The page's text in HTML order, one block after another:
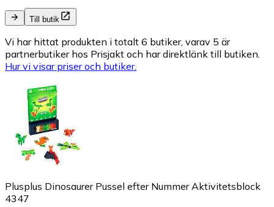
Till butik
Vi har hittat produkten i totalt 6 butiker, varav 5 är
partnerbutiker hos Prisjakt och har direktlänk till butiken.
Hur vi visar priser och butiker.
Plusplus Dinosaurer Pussel efter Nummer Aktivitetsblock
4347